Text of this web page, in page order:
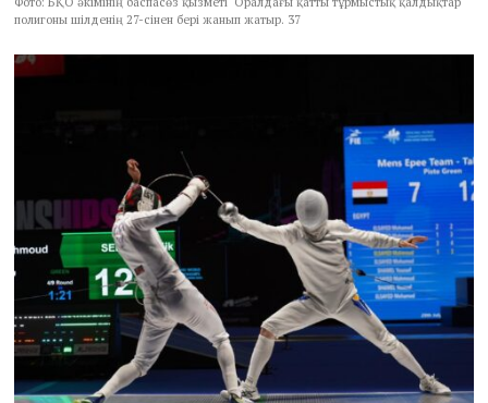
полигоны шілденің 27-сінен бері жанып жатыр. 37